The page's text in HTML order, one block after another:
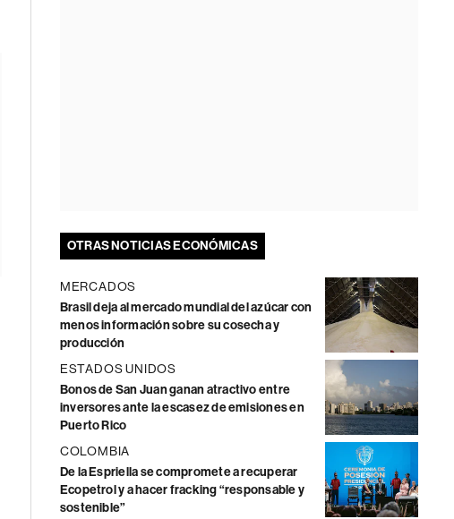
OTRAS NOTICIAS ECONÓMICAS
MERCADOS
Brasil deja al mercado mundial del azúcar con
menos información sobre su cosecha y
producción
ESTADOS UNIDOS
Bonos de San Juan ganan atractivo entre
inversores ante la escasez de emisiones en
Puerto Rico
COLOMBIA
De la Espriella se compromete a recuperar
Ecopetrol y a hacer fracking “responsable y
sostenible”